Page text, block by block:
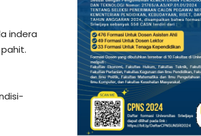
indera